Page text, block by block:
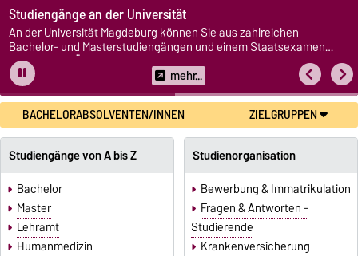
Studiengänge an der Universität
An der Universität Magdeburg können Sie aus zahlreichen
Bachelor- und Masterstudiengängen und einem Staatsexamen
wählen. Eine Übersicht über das gesamte Studienangebot finden
Sie hier. mehr...
BACHELORABSOLVENTEN/INNEN ZIELGRUPPEN
Studiengänge von A bis Z
Bachelor
Master
Lehramt
Humanmedizin
Studienorganisation
Bewerbung & Immatrikulation
Fragen & Antworten -
Studierende
Krankenversicherung